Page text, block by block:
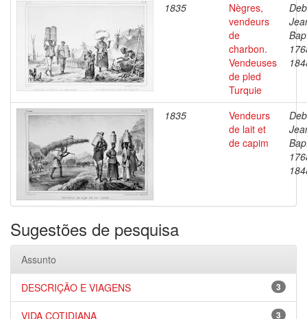
1835
Nègres,
vendeurs
de
charbon.
Vendeuses
de pled
Turquie
1835
Vendeurs
de lait et
de capim
Sugestões de pesquisa
Assunto
3
DESCRIÇÃO E VIAGENS
3
VIDA COTIDIANA